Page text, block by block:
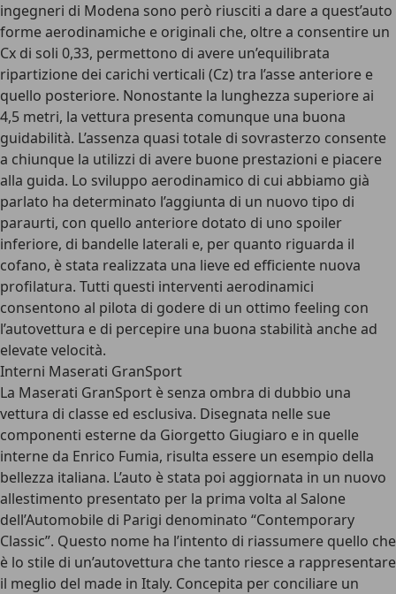
ingegneri di Modena sono però riusciti a dare a quest’auto
forme aerodinamiche e originali che, oltre a consentire un
Cx di soli 0,33, permettono di avere un’equilibrata
ripartizione dei carichi verticali (Cz) tra l’asse anteriore e
quello posteriore. Nonostante la lunghezza superiore ai
4,5 metri, la vettura presenta comunque una buona
guidabilità. L’assenza quasi totale di sovrasterzo consente
a chiunque la utilizzi di avere buone prestazioni e piacere
alla guida. Lo sviluppo aerodinamico di cui abbiamo già
parlato ha determinato l’aggiunta di un nuovo tipo di
paraurti, con quello anteriore dotato di uno spoiler
inferiore, di bandelle laterali e, per quanto riguarda il
cofano, è stata realizzata una lieve ed efficiente nuova
profilatura. Tutti questi interventi aerodinamici
consentono al pilota di godere di un ottimo feeling con
l’autovettura e di percepire una buona stabilità anche ad
elevate velocità.
Interni Maserati GranSport
La Maserati GranSport è senza ombra di dubbio una
vettura di classe ed esclusiva. Disegnata nelle sue
componenti esterne da Giorgetto Giugiaro e in quelle
interne da Enrico Fumia, risulta essere un esempio della
bellezza italiana. L’auto è stata poi aggiornata in un nuovo
allestimento presentato per la prima volta al Salone
dell’Automobile di Parigi denominato “Contemporary
Classic”. Questo nome ha l’intento di riassumere quello che
è lo stile di un’autovettura che tanto riesce a rappresentare
il meglio del made in Italy. Concepita per conciliare un